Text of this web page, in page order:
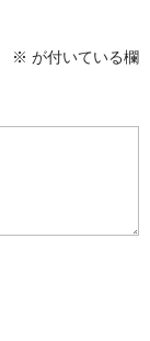
※ が付いている欄